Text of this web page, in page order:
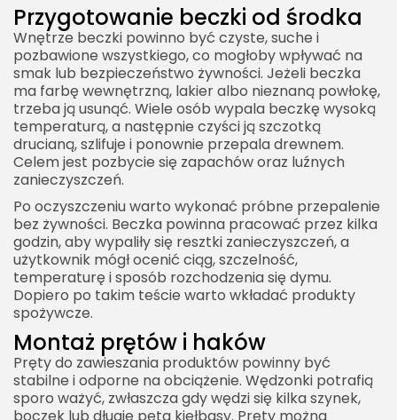
Przygotowanie beczki od środka
Wnętrze beczki powinno być czyste, suche i
pozbawione wszystkiego, co mogłoby wpływać na
smak lub bezpieczeństwo żywności. Jeżeli beczka
ma farbę wewnętrzną, lakier albo nieznaną powłokę,
trzeba ją usunąć. Wiele osób wypala beczkę wysoką
temperaturą, a następnie czyści ją szczotką
drucianą, szlifuje i ponownie przepala drewnem.
Celem jest pozbycie się zapachów oraz luźnych
zanieczyszczeń.
Po oczyszczeniu warto wykonać próbne przepalenie
bez żywności. Beczka powinna pracować przez kilka
godzin, aby wypaliły się resztki zanieczyszczeń, a
użytkownik mógł ocenić ciąg, szczelność,
temperaturę i sposób rozchodzenia się dymu.
Dopiero po takim teście warto wkładać produkty
spożywcze.
Montaż prętów i haków
Pręty do zawieszania produktów powinny być
stabilne i odporne na obciążenie. Wędzonki potrafią
sporo ważyć, zwłaszcza gdy wędzi się kilka szynek,